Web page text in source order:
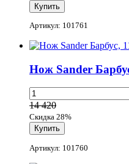
Артикул: 101761
Нож Sander
14 420
Скидка 28%
Артикул: 101760